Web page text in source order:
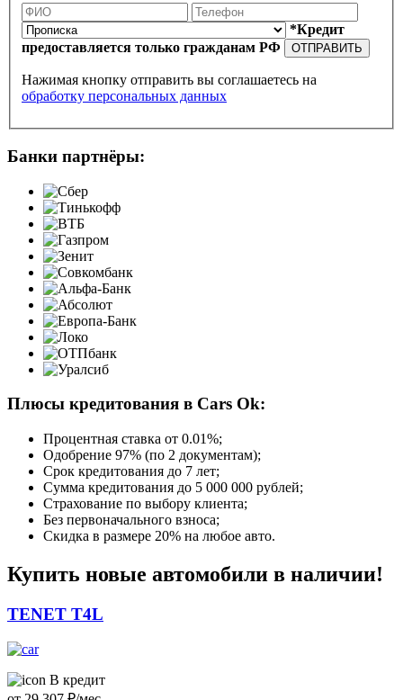
*Кредит
предоставляется только гражданам РФ
ОТПРАВИТЬ
Нажимая кнопку отправить вы соглашаетесь на
обработку персональных данных
Банки партнёры:
Плюсы кредитования в Cars Ok:
Процентная ставка от 0.01%;
Одобрение 97% (по 2 документам);
Срок кредитования до 7 лет;
Сумма кредитования до 5 000 000 рублей;
Страхование по выбору клиента;
Без первоначального взноса;
Скидка в размере 20% на любое авто.
Купить новые автомобили в наличии!
TENET T4L
В кредит